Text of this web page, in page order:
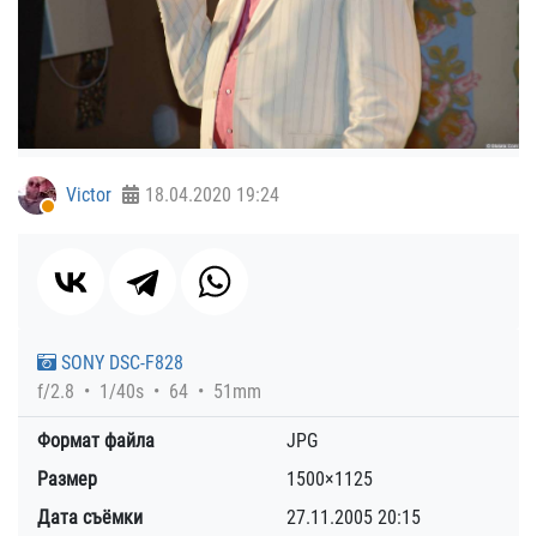
Victor 18.04.2020 19:24
SONY DSC-F828
f/2.8
1/40s 64 51mm
Формат файла
JPG
Размер
1500×1125
Дата съёмки
27.11.2005 20:15